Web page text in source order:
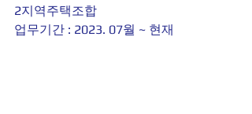
2지역주택조합
업무기간 : 2023. 07월 ~ 현재